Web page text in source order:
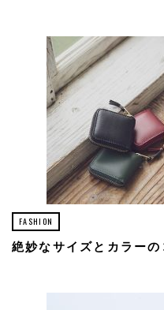
FASHION
絶妙なサイズとカラー